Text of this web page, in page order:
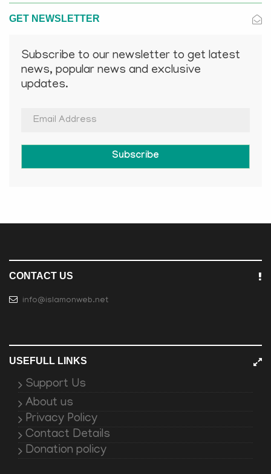
GET NEWSLETTER
Subscribe to our newsletter to get latest
news, popular news and exclusive
updates.
Subscribe
CONTACT US
info@islamonweb.net
USEFULL LINKS
Support Us
About us
Privacy Policy
Contact Details
Donation policy